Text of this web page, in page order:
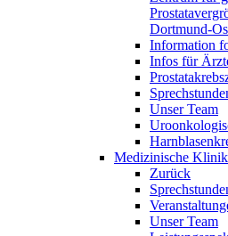
Dortmund-
Information
Infos für
Unser Team
Medizinische
Zurück
Unser Team